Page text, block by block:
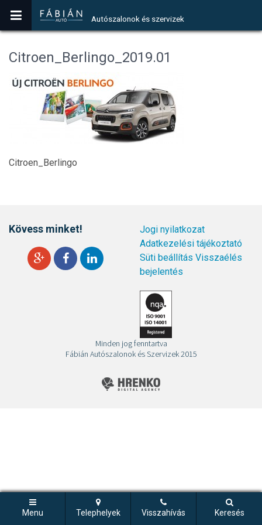
Autószalonok és szervizek
Menu Telephelyek Visszahívás Keresés
Citroen_Berlingo_2019.01
Citroen_Berlingo
Kövess minket!
Jogi nyilatkozat
Adatkezelési tájékoztató
Süti beállítás Visszaélés
bejelentés
Minden jog fenntartva
Fábián Autószalonok és Szervizek 2015